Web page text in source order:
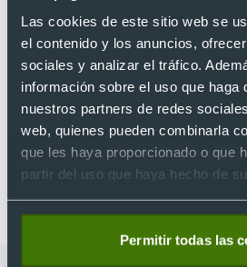
Las cookies de este sitio web se
el contenido y los anuncios,
sociales y analizar el tráfico.
información sobre el uso que haga
nuestros partners de redes
web, quienes pueden combinarla
que les haya proporcionado o que
partir del uso que haya hecho de
Permitir todas las
Bidón personalizado sólido de plástico
BPA (700 ml)
Ref. 68933
Recíbelo
Desde 1,09 €